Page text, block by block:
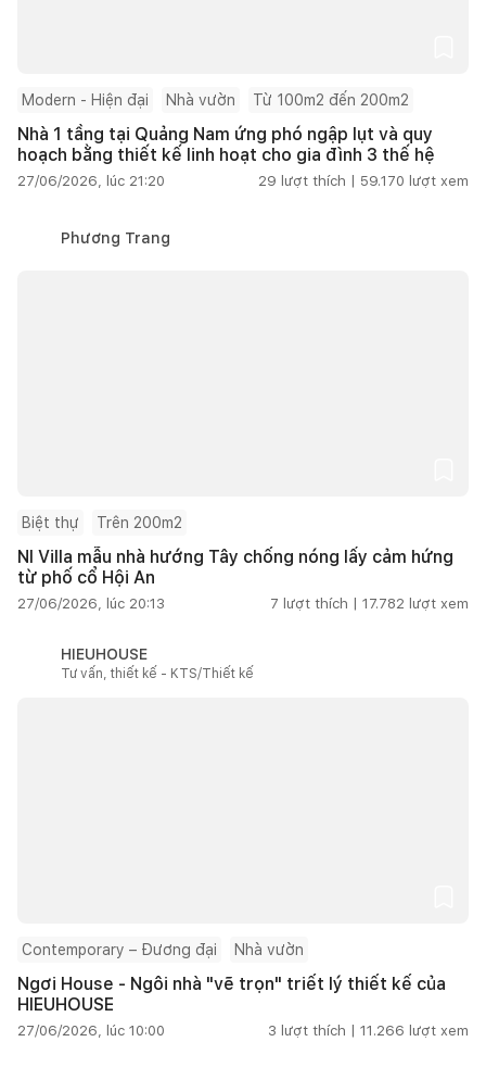
Modern - Hiện đại Nhà vườn Từ 100m2 đến 200m2
Nhà 1 tầng tại Quảng Nam ứng phó ngập lụt và quy
hoạch bằng thiết kế linh hoạt cho gia đình 3 thế hệ
27/06/2026, lúc 21:20 29 lượt thích | 59.170 lượt xem
Phương Trang
Biệt thự Trên 200m2
NI Villa mẫu nhà hướng Tây chống nóng lấy cảm hứng
từ phố cổ Hội An
27/06/2026, lúc 20:13 7 lượt thích | 17.782 lượt xem
HIEUHOUSE
Tư vấn, thiết kế - KTS/Thiết kế
Contemporary – Đương đại Nhà vườn
Ngơi House - Ngôi nhà "vẽ trọn" triết lý thiết kế của
HIEUHOUSE
27/06/2026, lúc 10:00 3 lượt thích | 11.266 lượt xem